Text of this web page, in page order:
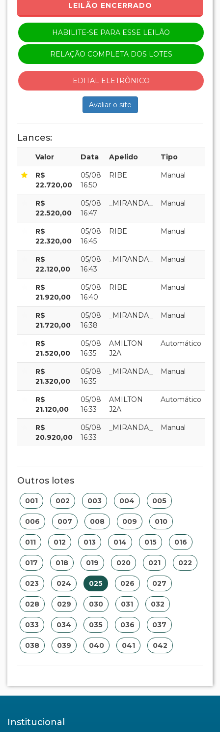
LEILÃO ENCERRADO
HABILITE-SE PARA ESSE LEILÃO
RELAÇÃO COMPLETA DOS LOTES
EDITAL ELETRÔNICO
Avaliar o site
Lances:
Valor Data Apelido Tipo
R$
22.720,00
05/08
16:50
RIBE Manual
R$
22.520,00
05/08
16:47
_MIRANDA_ Manual
R$
22.320,00
05/08
16:45
RIBE Manual
R$
22.120,00
05/08
16:43
_MIRANDA_ Manual
R$
21.920,00
05/08
16:40
RIBE Manual
R$
21.720,00
05/08
16:38
_MIRANDA_ Manual
R$
21.520,00
05/08
16:35
AMILTON
J2A
Automático
R$
21.320,00
05/08
16:35
_MIRANDA_ Manual
R$
21.120,00
05/08
16:33
AMILTON
J2A
Automático
R$
20.920,00
05/08
16:33
_MIRANDA_ Manual
Outros lotes
001 002 003 004 005
006 007 008 009 010
011 012 013 014 015 016
017 018 019 020 021 022
023 024 025 026 027
028 029 030 031 032
033 034 035 036 037
038 039 040 041 042
Institucional